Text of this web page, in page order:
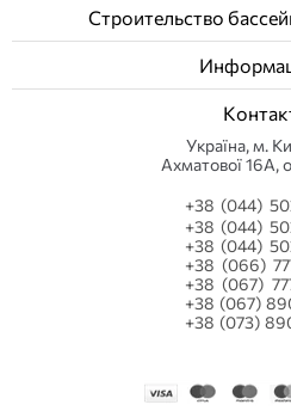
Строительство
Українa, м.
Ахматової 16А,
+38 (044)
+38 (044)
+38 (044)
+38 (066)
+38 (067)
+38 (067)
+38 (073)